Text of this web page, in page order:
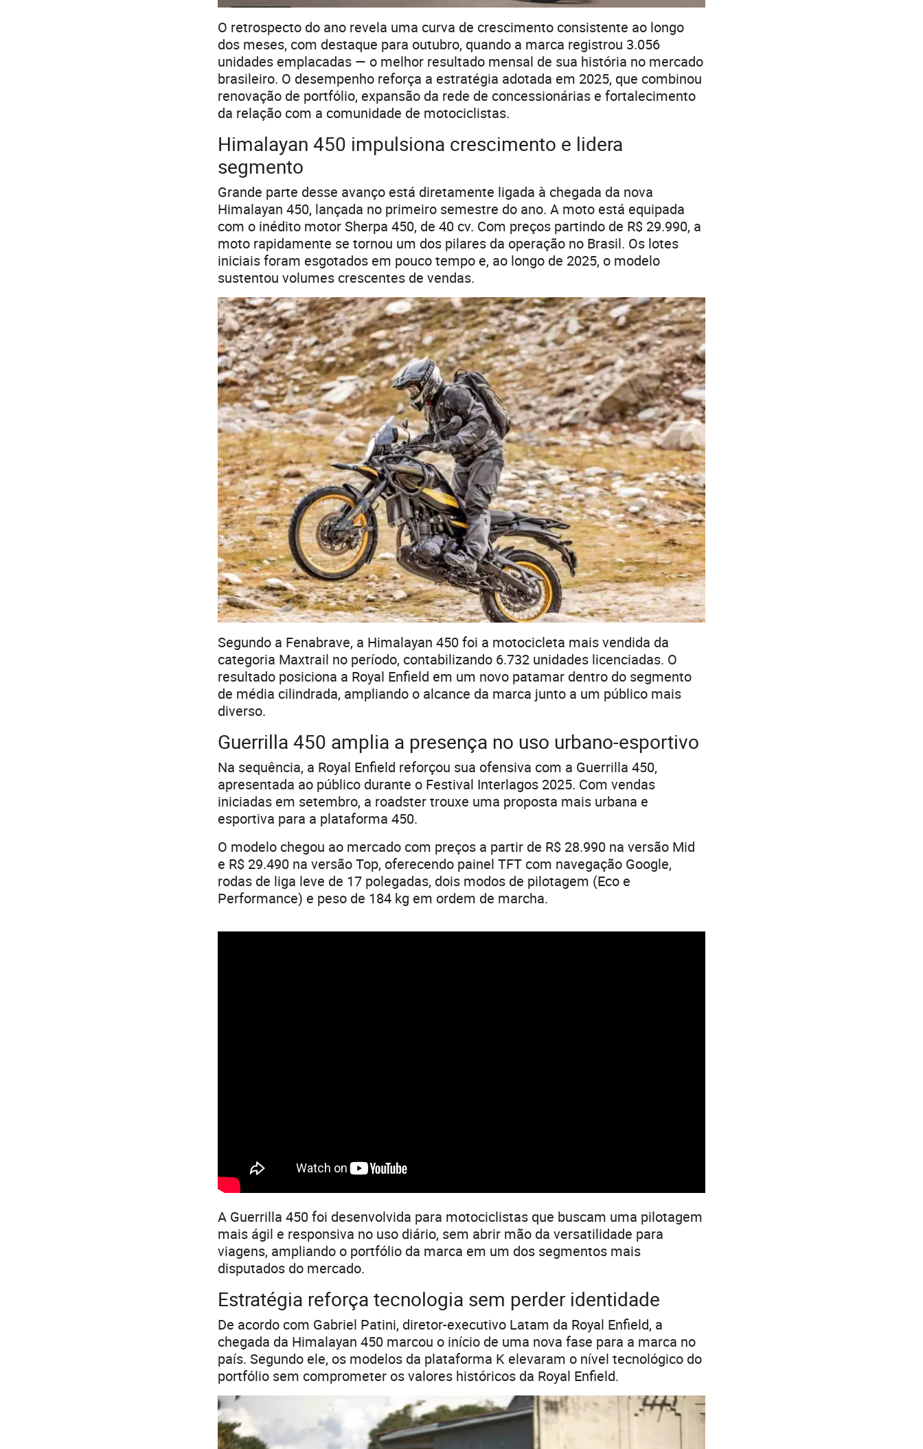
O retrospecto do ano revela uma curva de crescimento consistente ao longo
dos meses, com destaque para outubro, quando a marca registrou 3.056
unidades emplacadas — o melhor resultado mensal de sua história no mercado
brasileiro. O desempenho reforça a estratégia adotada em 2025, que combinou
renovação de portfólio, expansão da rede de concessionárias e fortalecimento
da relação com a comunidade de motociclistas.
Himalayan 450 impulsiona crescimento e lidera
segmento
Grande parte desse avanço está diretamente ligada à chegada da nova
Himalayan 450, lançada no primeiro semestre do ano. A moto está equipada
com o inédito motor Sherpa 450, de 40 cv. Com preços partindo de R$ 29.990, a
moto rapidamente se tornou um dos pilares da operação no Brasil. Os lotes
iniciais foram esgotados em pouco tempo e, ao longo de 2025, o modelo
sustentou volumes crescentes de vendas.
Segundo a Fenabrave, a Himalayan 450 foi a motocicleta mais vendida da
categoria Maxtrail no período, contabilizando 6.732 unidades licenciadas. O
resultado posiciona a Royal Enfield em um novo patamar dentro do segmento
de média cilindrada, ampliando o alcance da marca junto a um público mais
diverso.
Guerrilla 450 amplia a presença no uso urbano-esportivo
Na sequência, a Royal Enfield reforçou sua ofensiva com a Guerrilla 450,
apresentada ao público durante o Festival Interlagos 2025. Com vendas
iniciadas em setembro, a roadster trouxe uma proposta mais urbana e
esportiva para a plataforma 450.
O modelo chegou ao mercado com preços a partir de R$ 28.990 na versão Mid
e R$ 29.490 na versão Top, oferecendo painel TFT com navegação Google,
rodas de liga leve de 17 polegadas, dois modos de pilotagem (Eco e
Performance) e peso de 184 kg em ordem de marcha.
A Guerrilla 450 foi desenvolvida para motociclistas que buscam uma pilotagem
mais ágil e responsiva no uso diário, sem abrir mão da versatilidade para
viagens, ampliando o portfólio da marca em um dos segmentos mais
disputados do mercado.
Estratégia reforça tecnologia sem perder identidade
De acordo com Gabriel Patini, diretor-executivo Latam da Royal Enfield, a
chegada da Himalayan 450 marcou o início de uma nova fase para a marca no
país. Segundo ele, os modelos da plataforma K elevaram o nível tecnológico do
portfólio sem comprometer os valores históricos da Royal Enfield.